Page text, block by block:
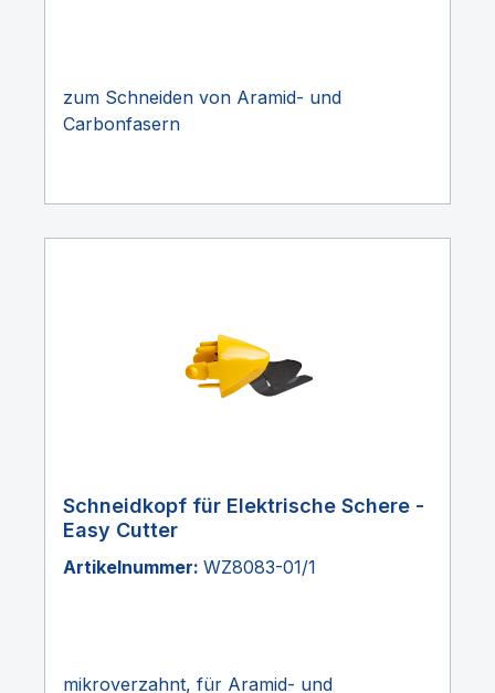
zum Schneiden von Aramid- und
Carbonfasern
Schneidkopf für Elektrische Schere -
Easy Cutter
Artikelnummer: WZ8083-01/1
mikroverzahnt, für Aramid- und